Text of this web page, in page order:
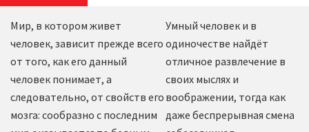
Мир, в котором живет
человек, зависит прежде всего
от того, как его данный
человек понимает, а
следовательно, от свойств его
мозга: сообразно с последним
Умный человек и в
одиночестве найдёт
отличное развлечение в
своих мыслях и
воображении, тогда как
даже беспрерывная смена